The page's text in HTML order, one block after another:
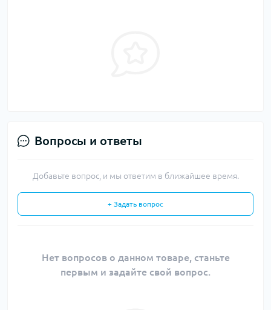
Вопросы и ответы
Добавьте вопрос, и мы ответим в ближайшее время.
+ Задать вопрос
Нет вопросов о данном товаре, станьте
первым и задайте свой вопрос.